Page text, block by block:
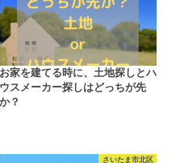
お家を建てる時に、土地探しとハ
ウスメーカー探しはどっちが先
か？
さいたま市北区